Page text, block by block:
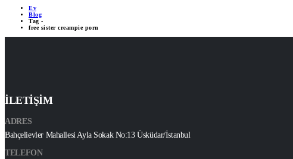
Ev
Blog
Tag -
free sister creampie porn
İLETİŞİM
ADRES
Bahçelievler Mahallesi Ayla Sokak No:13 Üsküdar/İstanbul
TELEFON